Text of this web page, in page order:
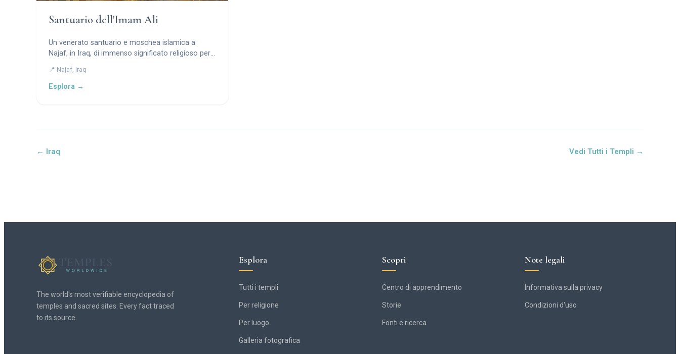
Santuario dell'Imam Ali
Un venerato santuario e moschea islamica a
Najaf, in Iraq, di immenso significato religioso per i
📍 Najaf, Iraq
Esplora →
← Iraq Vedi Tutti i Templi →
The world's most verifiable encyclopedia of
temples and sacred sites. Every fact traced
to its source.
Esplora
Tutti i templi
Per religione
Per luogo
Galleria fotografica
Scopri
Centro di apprendimento
Storie
Fonti e ricerca
Note legali
Informativa sulla privacy
Condizioni d'uso